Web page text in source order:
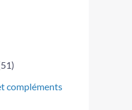
compléments